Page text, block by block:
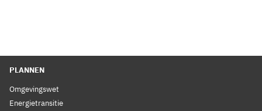
PLANNEN
Omgevingswet
Energietransitie